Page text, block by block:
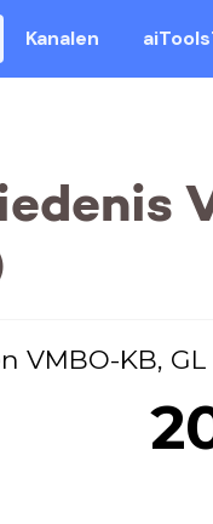
Kanalen
VMBO-KB,